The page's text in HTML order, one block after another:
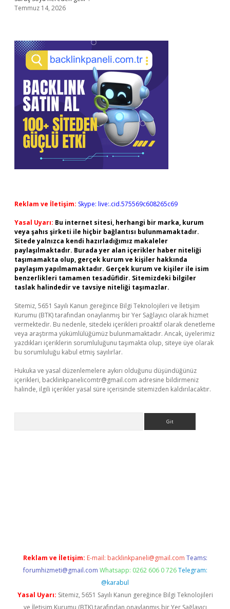
Temmuz 14, 2026
Reklam ve İletişim: Skype: live:.cid.575569c608265c69
Yasal Uyarı: Bu internet sitesi, herhangi bir marka, kurum
veya şahıs şirketi ile hiçbir bağlantısı bulunmamaktadır.
Sitede yalnızca kendi hazırladığımız makaleler
paylaşılmaktadır. Burada yer alan içerikler haber niteliği
taşımamakta olup, gerçek kurum ve kişiler hakkında
paylaşım yapılmamaktadır. Gerçek kurum ve kişiler ile isim
benzerlikleri tamamen tesadüfidir. Sitemizdeki bilgiler
taslak halindedir ve tavsiye niteliği taşımazlar.
Sitemiz, 5651 Sayılı Kanun gereğince Bilgi Teknolojileri ve İletişim
Kurumu (BTK) tarafından onaylanmış bir Yer Sağlayıcı olarak hizmet
vermektedir. Bu nedenle, sitedeki içerikleri proaktif olarak denetleme
veya araştırma yükümlülüğümüz bulunmamaktadır. Ancak, üyelerimiz
yazdıkları içeriklerin sorumluluğunu taşımakta olup, siteye üye olarak
bu sorumluluğu kabul etmiş sayılırlar.
Hukuka ve yasal düzenlemelere aykırı olduğunu düşündüğünüz
içerikleri, backlinkpanelicomtr@gmail.com adresine bildirmeniz
halinde, ilgili içerikler yasal süre içerisinde sitemizden kaldırılacaktır.
Reklam ve İletişim: E-mail: backlinkpaneli@gmail.com Teams:
forumhizmeti@gmail.com Whatsapp: 0262 606 0 726 Telegram:
@karabul
Yasal Uyarı: Sitemiz, 5651 Sayılı Kanun gereğince Bilgi Teknolojileri
ve İletişim Kurumu (BTK) tarafından onaylanmış bir Yer Sağlayıcı